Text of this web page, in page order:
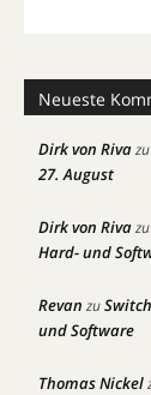
Neueste
Dirk von Rivazu
27. August
Dirk von Rivazu
Hard- und
Revan zu
und Software
Thomas Nickel